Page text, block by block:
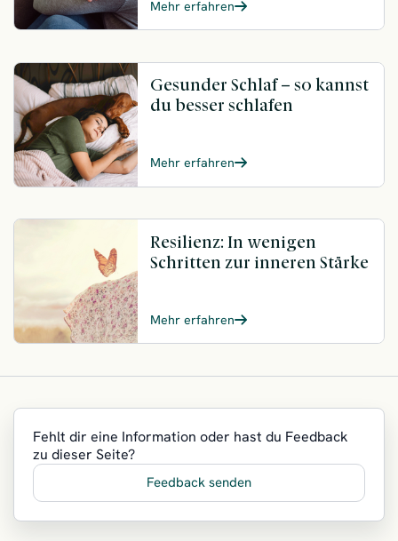
Mehr erfahren
Gesunder Schlaf – so kannst
du besser schlafen
Mehr erfahren
Resilienz: In wenigen
Schritten zur inneren Stärke
Mehr erfahren
Fehlt dir eine Information oder hast du Feedback
zu dieser Seite?
Feedback senden